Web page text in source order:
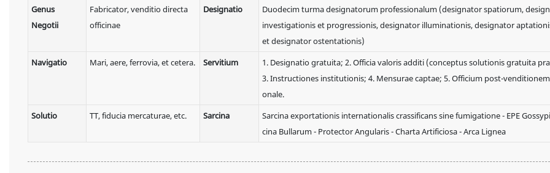
Genus
Negotii
Fabricator, venditio directa
officinae
Designatio
Duodecim turma designatorum professionalum (designator spatiorum,
investigationis et progressionis, designator illuminationis, designator
et designator ostentationis)
Navigatio
Mari, aere, ferrovia, et cetera. Servitium
1. Designatio gratuita; 2. Officia valoris additi (conceptus solutionis gratuita
3. Instructiones institutionis; 4. Mensurae captae; 5. Officium post-
onale.
Solutio
TT, fiducia mercaturae, etc. Sarcina
Sarcina exportationis internationalis crassificans sine fumigatione - EPE
cina Bullarum - Protector Angularis - Charta Artificiosa - Arca Lignea